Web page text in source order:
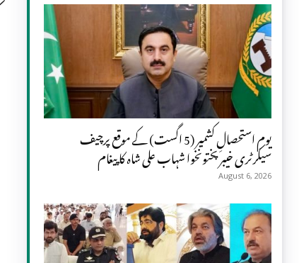
یومِ استحصالِ کشمیر (5 اگست) کے موقع پرچیف
سیکرٹری خیبر پختونخوا شہاب علی شاہ کا پیغام
August 6, 2026